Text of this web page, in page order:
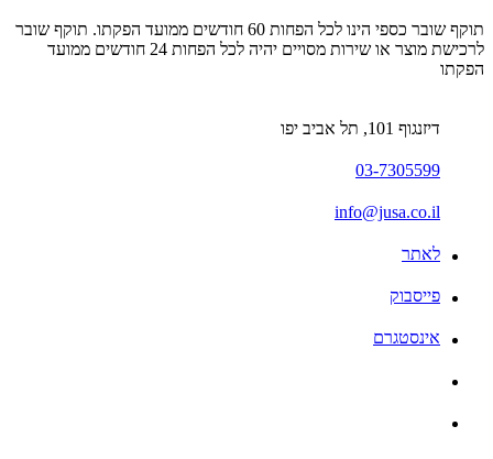
תוקף שובר כספי הינו לכל הפחות 60 חודשים ממועד הפקתו. תוקף שובר
לרכישת מוצר או שירות מסויים יהיה לכל הפחות 24 חודשים ממועד
הפקתו
דיזנגוף 101, תל אביב יפו
03-7305599
info@jusa.co.il
לאתר
פייסבוק
אינסטגרם